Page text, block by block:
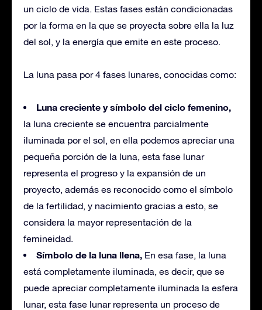
un ciclo de vida. Estas fases están condicionadas
por la forma en la que se proyecta sobre ella la luz
del sol, y la energía que emite en este proceso.
La luna pasa por 4 fases lunares, conocidas como:
Luna creciente y símbolo del ciclo femenino,
la luna creciente se encuentra parcialmente
iluminada por el sol, en ella podemos apreciar una
pequeña porción de la luna, esta fase lunar
representa el progreso y la expansión de un
proyecto, además es reconocido como el símbolo
de la fertilidad, y nacimiento gracias a esto, se
considera la mayor representación de la
femineidad.
Símbolo de la luna llena, En esa fase, la luna
está completamente iluminada, es decir, que se
puede apreciar completamente iluminada la esfera
lunar, esta fase lunar representa un proceso de